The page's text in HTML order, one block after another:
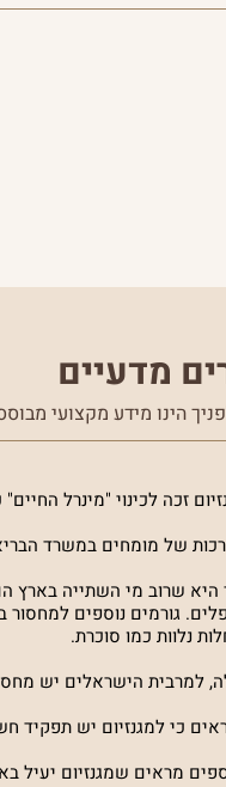
מדעיים
הינו מידע מקצועי
זכה לכינוי "מינרל
הבריאות, למעלה מ-60% מהאוכלוסייה בישראל סובלים מחוסר
שרוב מי השתייה בארץ
גורמים נוספים
נלוות כמו סוכרת.
למרבית הישראלים יש
כי למגנזיום יש תפקיד
מראים שמגנזיום יעיל